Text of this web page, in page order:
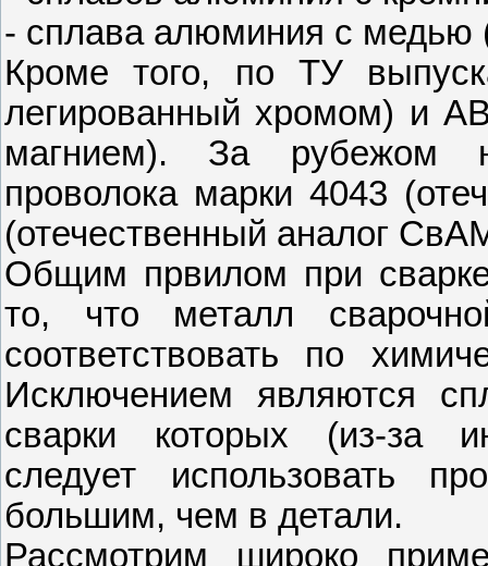
- сплава алюминия с медью
Кроме того, по ТУ
легированный хромом) и
магнием). За рубежом
проволока марки 4043
(отечественный аналог
Общим првилом при
то, что металл
соответствовать по
Исключением являются
сварки которых (из-за
следует использовать
большим, чем в детали.
Рассмотрим широко